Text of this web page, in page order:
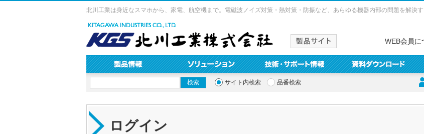
北川工業は身近なスマホから、家電、航空機まで。電磁波ノイズ対策・熱対策・防振など、あらゆる機器内部の問題を解決す
WEB会員に
サイト内検索 品番検索
ログイン